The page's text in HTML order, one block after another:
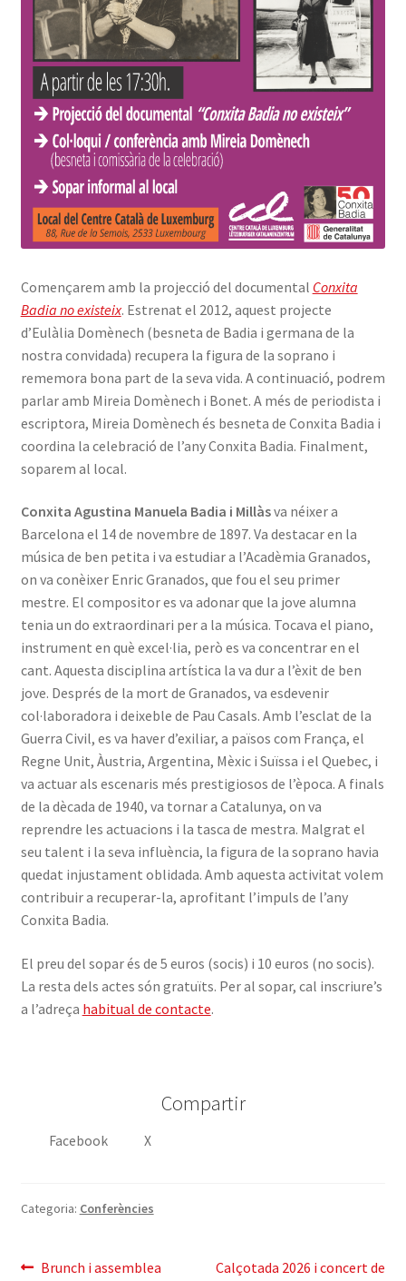
Començarem amb la projecció del documental Conxita
Badia no existeix. Estrenat el 2012, aquest projecte
d’Eulàlia Domènech (besneta de Badia i germana de la
nostra convidada) recupera la figura de la soprano i
rememora bona part de la seva vida. A continuació, podrem
parlar amb Mireia Domènech i Bonet. A més de periodista i
escriptora, Mireia Domènech és besneta de Conxita Badia i
coordina la celebració de l’any Conxita Badia. Finalment,
soparem al local.
Conxita Agustina Manuela Badia i Millàsva néixer a
Barcelona el 14 de novembre de 1897. Va destacar en la
música de ben petita i va estudiar a l’Acadèmia Granados,
on va conèixer Enric Granados, que fou el seu primer
mestre. El compositor es va adonar que la jove alumna
tenia un do extraordinari per a la música. Tocava el piano,
instrument en què excel·lia, però es va concentrar en el
cant. Aquesta disciplina artística la va dur a l’èxit de ben
jove. Després de la mort de Granados, va esdevenir
col·laboradora i deixeble de Pau Casals. Amb l’esclat de la
Guerra Civil, es va haver d’exiliar, a països com França, el
Regne Unit, Àustria, Argentina, Mèxic i Suïssa i el Quebec, i
va actuar als escenaris més prestigiosos de l’època. A finals
de la dècada de 1940, va tornar a Catalunya, on va
reprendre les actuacions i la tasca de mestra. Malgrat el
seu talent i la seva influència, la figura de la soprano havia
quedat injustament oblidada. Amb aquesta activitat volem
contribuir a recuperar-la, aprofitant l’impuls de l’any
Conxita Badia.
El preu del sopar és de 5 euros (socis) i 10 euros (no socis).
La resta dels actes són gratuïts. Per al sopar, cal inscriure’s
a l’adreça habitual de contacte.
Compartir
Facebook X
Categoria: Conferències
Navegació
Entrada
Brunch i assemblea
Pròxima
Calçotada 2026 i concert de